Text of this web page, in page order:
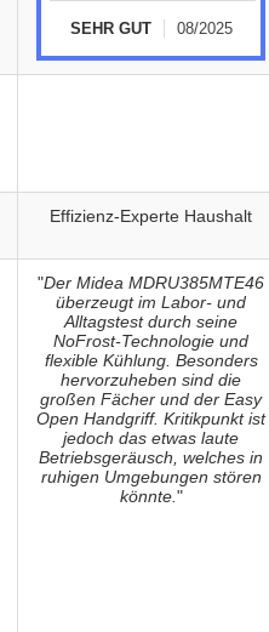
SEHR GUT 08/2025
Effizienz-Experte Haushalt
"Der Midea MDRU385MTE46
überzeugt im Labor- und
Alltagstest durch seine
NoFrost-Technologie und
flexible Kühlung. Besonders
hervorzuheben sind die
großen Fächer und der Easy
Open Handgriff. Kritikpunkt ist
jedoch das etwas laute
Betriebsgeräusch, welches in
ruhigen Umgebungen stören
könnte."